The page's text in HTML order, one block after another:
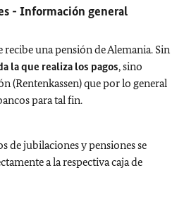
- Información general
una pensión de Alemania. Sin
la que realiza los pagos, sino
(Rentenkassen) que por lo general
para tal fin.
de jubilaciones y pensiones se
a la respectiva caja de